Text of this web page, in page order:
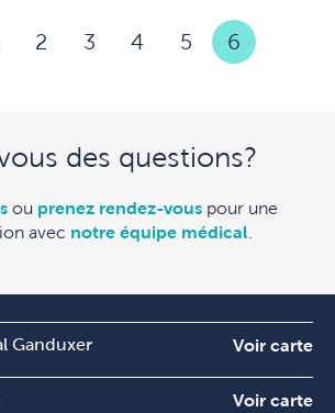
2 3 4 5 6
des questions?
ou prenez rendez-vouspour une
avec notre équipe médical.
Ganduxer Voir carte
Voir carte